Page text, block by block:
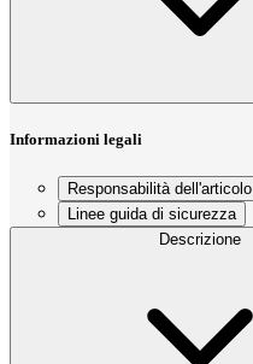
Informazioni legali
Responsabilità dell'articolo
Linee guida di sicurezza
Descrizione